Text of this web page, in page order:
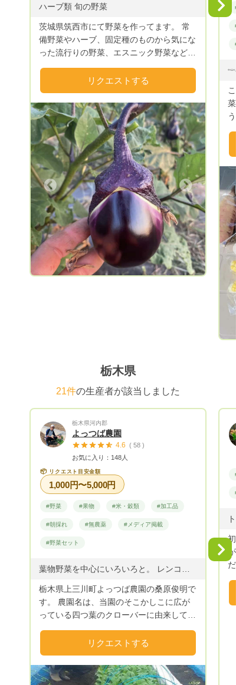
ハーブ類 旬の野菜
茨城県筑西市にて野菜を作ってます。 常
備野菜やハーブ、固定種のものから気にな
った流行りの野菜、エスニック野菜などな
してます☆ 野菜の旬に作る事、地球に優
しい事、自分の子供に自信をもって食べさ
せられる事。 そんな事を軸に米ぬかと籾
殻を使って栽培してます。 まだまだ未熟
なので安定はしませんが 心を込めてお届
けしますので宜しくお願いします☆
リクエストする
Next
し
ら
す。 肥料
Previous
栃木県
21件の生産者が該当しました
栃木県河内郡
よっつば農園
4.6 ( 58 )
お気に入り：148人
📦 リクエスト目安金額
1,000円〜5,000円
#野菜 #果物 #米・穀類 #加工品
#朝採れ #無農薬 #メディア掲載
#野菜セット
栃木県上三川町よっつば農園の桑原俊明で
す。 農園名は、当園のそこかしこに広が
っている四つ葉のクローバーに由来してい
の 心の中にホワッと生まれる 小さな
「ウレシイキモチ」を 野菜にのせてお届
けしたいという思いから名づけました。
【四つ葉研究家が農家になった理由】
リクエストする